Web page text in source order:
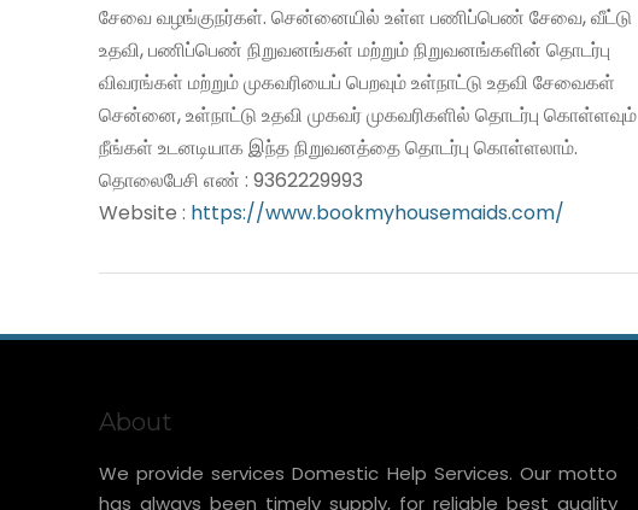
சேவை வழங்குநர்கள். சென்னையில் உள்ள பணிப்பெண் சேவை, வீட்டு
உதவி, பணிப்பெண் நிறுவனங்கள் மற்றும் நிறுவனங்களின் தொடர்பு
விவரங்கள் மற்றும் முகவரியைப் பெறவும் உள்நாட்டு உதவி சேவைகள்
சென்னை, உள்நாட்டு உதவி முகவர் முகவரிகளில் தொடர்பு கொள்ளவும்
நீங்கள் உடனடியாக இந்த நிறுவனத்தை தொடர்பு கொள்ளலாம்.
தொலைபேசி எண் : 9362229993
Website : https://www.bookmyhousemaids.com/
About
We provide services Domestic Help Services. Our motto
has always been timely supply, for reliable best quality